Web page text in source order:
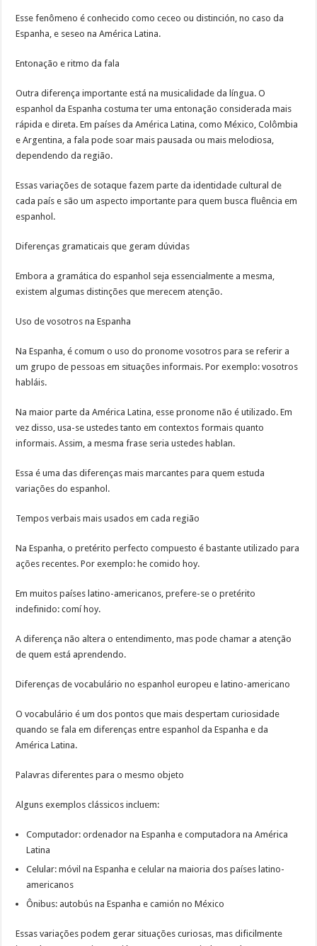
Esse fenômeno é conhecido como ceceo ou distinción, no caso da
Espanha, e seseo na América Latina.
Entonação e ritmo da fala
Outra diferença importante está na musicalidade da língua. O
espanhol da Espanha costuma ter uma entonação considerada mais
rápida e direta. Em países da América Latina, como México, Colômbia
e Argentina, a fala pode soar mais pausada ou mais melodiosa,
dependendo da região.
Essas variações de sotaque fazem parte da identidade cultural de
cada país e são um aspecto importante para quem busca fluência em
espanhol.
Diferenças gramaticais que geram dúvidas
Embora a gramática do espanhol seja essencialmente a mesma,
existem algumas distinções que merecem atenção.
Uso de vosotros na Espanha
Na Espanha, é comum o uso do pronome vosotros para se referir a
um grupo de pessoas em situações informais. Por exemplo: vosotros
habláis.
Na maior parte da América Latina, esse pronome não é utilizado. Em
vez disso, usa-se ustedes tanto em contextos formais quanto
informais. Assim, a mesma frase seria ustedes hablan.
Essa é uma das diferenças mais marcantes para quem estuda
variações do espanhol.
Tempos verbais mais usados em cada região
Na Espanha, o pretérito perfecto compuesto é bastante utilizado para
ações recentes. Por exemplo: he comido hoy.
Em muitos países latino-americanos, prefere-se o pretérito
indefinido: comí hoy.
A diferença não altera o entendimento, mas pode chamar a atenção
de quem está aprendendo.
Diferenças de vocabulário no espanhol europeu e latino-americano
O vocabulário é um dos pontos que mais despertam curiosidade
quando se fala em diferenças entre espanhol da Espanha e da
América Latina.
Palavras diferentes para o mesmo objeto
Alguns exemplos clássicos incluem:
Computador: ordenador na Espanha e computadora na América
Latina
Celular: móvil na Espanha e celular na maioria dos países latino-
americanos
Ônibus: autobús na Espanha e camión no México
Essas variações podem gerar situações curiosas, mas dificilmente